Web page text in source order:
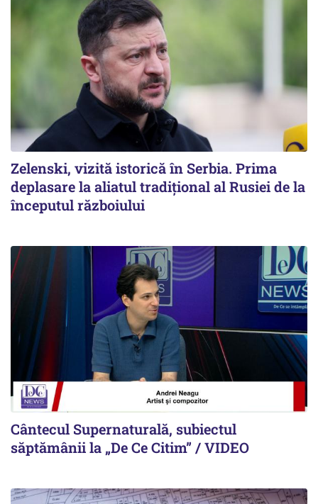
Zelenski, vizită istorică în Serbia. Prima
deplasare la aliatul tradițional al Rusiei de la
începutul războiului
Cântecul Supernaturală, subiectul
săptămânii la „De Ce Citim” / VIDEO